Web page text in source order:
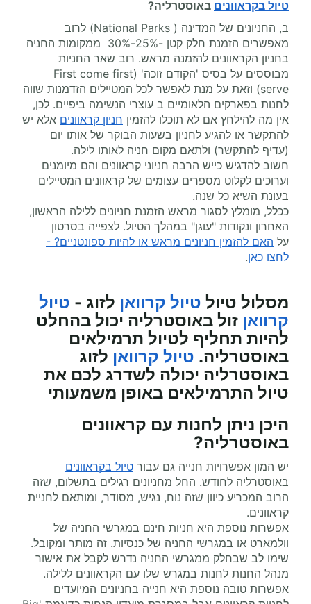
טיול בקראוונים באוסטרליה?
ב, החניונים של המדינה ( National Parks) לרוב
מאפשרים הזמנת חלק קטן -25%-30% ממקומות החניה
בחניון הקראוונים להזמנה מראש. רוב שאר החניות
מבוססים על בסיס 'הקודם זוכה' (First come first
serve) וזאת על מנת לאפשר לכל המטיילים הזדמנות שווה
לחנות בפארקים הלאומיים ב עוצרי הנשימה ביפיים. לכן,
אין מה להילחץ אם לא תוכלו להזמין חניון קראוונים אלא יש
להתקשר או להגיע לחניון בשעות הבוקר של אותו יום
(עדיף להתקשר) ולתאם מקום חניה לאותו לילה.
חשוב להדגיש כייש הרבה חניוני קראוונים והם מיומנים
וערוכים לקלוט מספרים עצומים של קראוונים המטיילים
בעונת השיא כל שנה.
ככלל, מומלץ לסגור מראש הזמנת חניונים ללילה הראשון,
האחרון ונקודות "עוגן" במהלך הטיול. לצפייה בסרטון
על האם להזמין חניונים מראש או להיות ספונטניים? -
לחצו כאן.
מסלול טיול טיול קרוואן לזוג - טיול
קרוואן זול באוסטרליה יכול בהחלט
להיות תחליף לטיול תרמילאים
באוסטרליה. טיול קרוואן לזוג
באוסטרליה יכולה לשדרג לכם את
טיול התרמילאים באופן משמעותי
היכן ניתן לחנות עם קראוונים
באוסטרליה?
יש המון אפשרויות חנייה גם עבור טיול בקראוונים
באוסטרליה לחודש. החל מחניונים רגילים בתשלום, שזה
הרוב המכריע כיוון שזה נוח, נגיש, מסודר, ומותאם לחניית
קראוונים.
אפשרות נוספת היא חניות חינם במגרשי החניה של
וולמארט או במגרשי החניה של כנסיות. זה מותר ומקובל.
שימו לב שבחלק ממגרשי החניה נדרש לקבל את אישור
מנהל החנות לחנות במגרש שלו עם הקראוונים ללילה.
אפשרות טובה נוספת היא חנייה בחניונים המיועדים